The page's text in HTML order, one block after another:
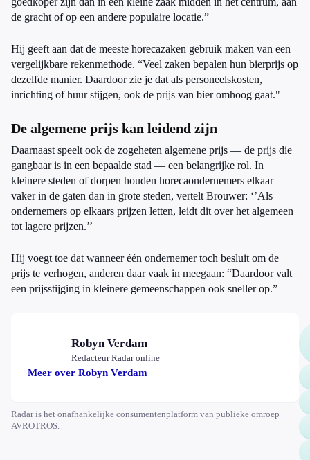
de gracht of op een andere populaire locatie.”
Hij geeft aan dat de meeste horecazaken gebruik maken van een
vergelijkbare rekenmethode. “Veel zaken bepalen hun bierprijs op
dezelfde manier. Daardoor zie je dat als personeelskosten,
inrichting of huur stijgen, ook de prijs van bier omhoog gaat."
De algemene prijs kan leidend zijn
Daarnaast speelt ook de zogeheten algemene prijs — de prijs die
gangbaar is in een bepaalde stad — een belangrijke rol. In
kleinere steden of dorpen houden horecaondernemers elkaar
vaker in de gaten dan in grote steden, vertelt Brouwer: ‘’Als
ondernemers op elkaars prijzen letten, leidt dit over het algemeen
tot lagere prijzen.’’
Hij voegt toe dat wanneer één ondernemer toch besluit om de
prijs te verhogen, anderen daar vaak in meegaan: “Daardoor valt
een prijsstijging in kleinere gemeenschappen ook sneller op.”
Robyn Verdam
Redacteur Radar online
Meer over Robyn Verdam
Radar is het onafhankelijke consumentenplatform van publieke omroep
AVROTROS.